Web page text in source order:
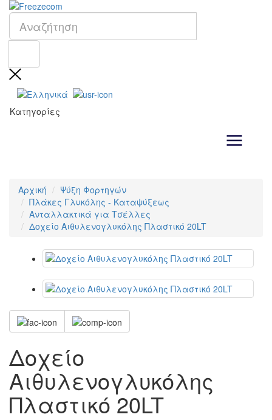
Κατηγορίες
Αρχική
Ψύξη Φορτηγών
Πλάκες Γλυκόλης - Καταψύξεως
Ανταλλακτικά για Τσέλλες
Δοχείο Αιθυλενογλυκόλης Πλαστικό 20LT
Δοχείο
Αιθυλενογλυκόλης
Πλαστικό 20LT